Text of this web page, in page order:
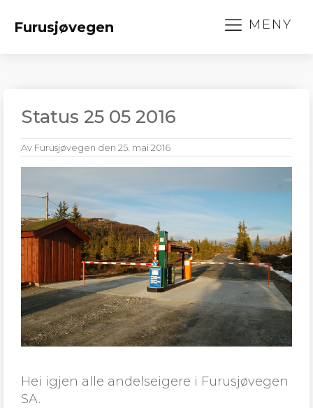
Furusjøvegen MENY
Status 25 05 2016
Av Furusjøvegen den 25. mai 2016
Hei igjen alle andelseigere i Furusjøvegen
SA.